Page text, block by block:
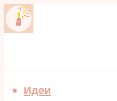
Идеи